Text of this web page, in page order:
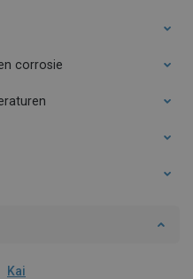
corrosie
Kai